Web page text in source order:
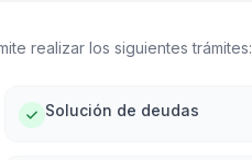
realizar los siguientes trámites:
Solución de deudas